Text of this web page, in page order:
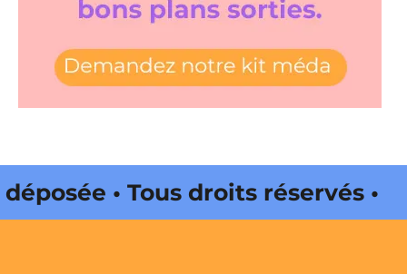
• Tous droits réservés •